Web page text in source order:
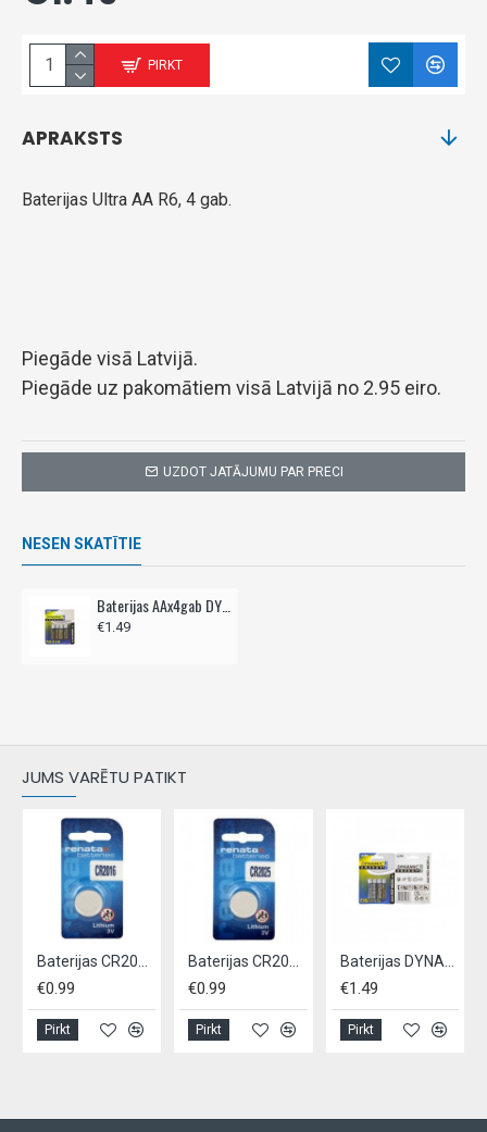
PIRKT
UZDOT JATĀJUMU PAR PRECI
APRAKSTS
Baterijas Ultra AA R6, 4 gab.
Piegāde visā Latvijā.
Piegāde uz pakomātiem visā Latvijā no 2.95 eiro.
NESEN SKATĪTIE
Baterijas AAx4gab DYNAMIC Ultra
€1.49
JUMS VARĒTU PATIKT
Baterijas CR2016-1BBx1gab UNIROSS
€0.99
Pirkt
Baterijas CR2025-1BBx1gab UNIROSS
€0.99
Pirkt
Baterijas DYNAMIC ULTRA R03 AAA, 4 gab
€1.49
Pirkt